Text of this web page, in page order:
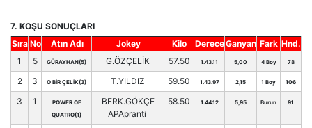
7. KOŞU SONUÇLARI
Sıra No Atın Adı Jokey Kilo DereceGanyan Fark Hnd.
1
5 GÜRAYHAN(5) G.ÖZÇELİK 57.50 1.43.11 5,00 4 Boy 78
2 3 O BİR ÇELİK(3) T.YILDIZ 59.50 1.43.97 2,15 1 Boy 106
3 1
POWER OF
QUATRO(1)
BERK.GÖKÇE
APApranti
58.50 1.44.12 5,95 Burun 91